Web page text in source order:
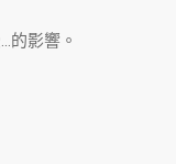
的影響。